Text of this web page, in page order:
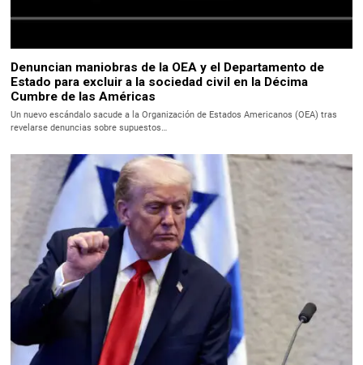
Denuncian maniobras de la OEA y el Departamento de
Estado para excluir a la sociedad civil en la Décima
Cumbre de las Américas
Un nuevo escándalo sacude a la Organización de Estados Americanos (OEA) tras
revelarse denuncias sobre supuestos…